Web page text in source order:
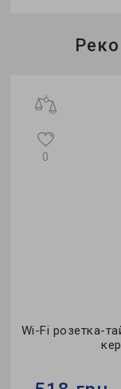
Ardero
Wi-Fi розетка-
0